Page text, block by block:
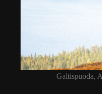
Galtispuoda,